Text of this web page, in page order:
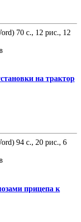
70 с., 12 рис., 12
на трактор
94 с., 20 рис., 6
прицепа к